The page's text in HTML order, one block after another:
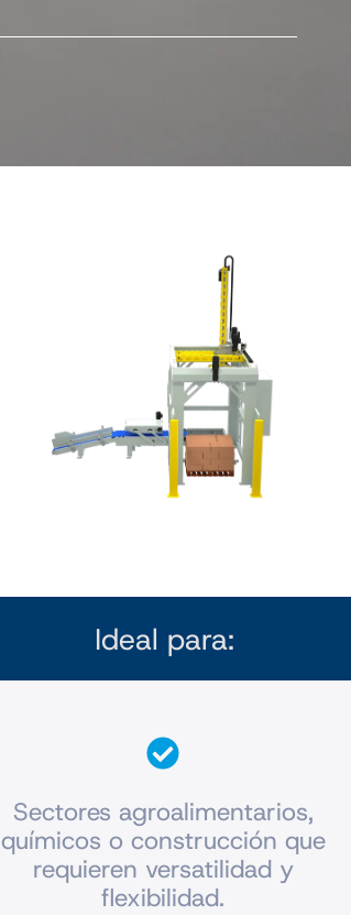
Ideal para:
Sectores agroalimentarios,
químicos o construcción que
requieren versatilidad y
flexibilidad.